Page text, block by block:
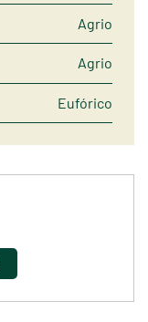
Agrio
Agrio
Eufórico